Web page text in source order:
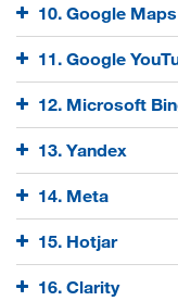
10. Google Maps
11. Google
12. Microsoft
13. Yandex
14. Meta
15. Hotjar
16. Clarity